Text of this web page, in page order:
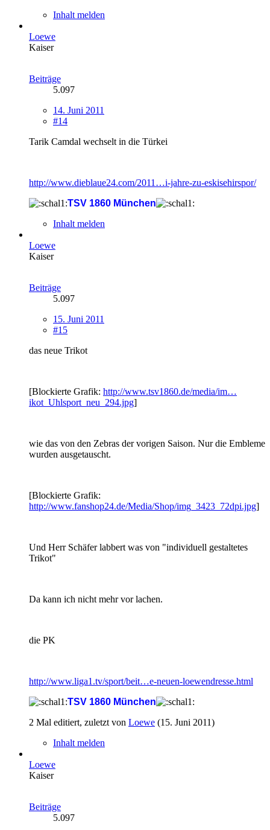
Inhalt melden
Loewe
Kaiser
Beiträge
5.097
14. Juni 2011
#14
Tarik Camdal wechselt in die Türkei
http://www.dieblaue24.com/2011…i-jahre-zu-eskisehirspor/
TSV 1860 München
Inhalt melden
Loewe
Kaiser
Beiträge
5.097
15. Juni 2011
#15
das neue Trikot
[Blockierte Grafik: http://www.tsv1860.de/media/im…
ikot_Uhlsport_neu_294.jpg]
wie das von den Zebras der vorigen Saison. Nur die Embleme
wurden ausgetauscht.
[Blockierte Grafik:
http://www.fanshop24.de/Media/Shop/img_3423_72dpi.jpg]
Und Herr Schäfer labbert was von "individuell gestaltetes
Trikot"
Da kann ich nicht mehr vor lachen.
die PK
http://www.liga1.tv/sport/beit…e-neuen-loewendresse.html
TSV 1860 München
2 Mal editiert, zuletzt von Loewe (15. Juni 2011)
Inhalt melden
Loewe
Kaiser
Beiträge
5.097